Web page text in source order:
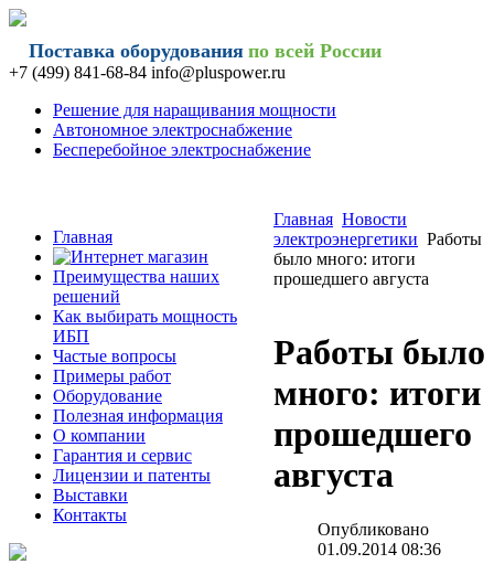
Поставка оборудования по всей России
+7 (499) 841-68-84 info@pluspower.ru
Решение для наращивания мощности
Автономное электроснабжение
Бесперебойное электроснабжение
Главная Новости
электроэнергетики Работы
было много: итоги
прошедшего августа
Работы было
много: итоги
прошедшего
августа
Опубликовано
01.09.2014 08:36
Главная
Преимущества наших
решений
Как выбирать мощность
ИБП
Частые вопросы
Примеры работ
Оборудование
Полезная информация
О компании
Гарантия и сервис
Лицензии и патенты
Выставки
Контакты